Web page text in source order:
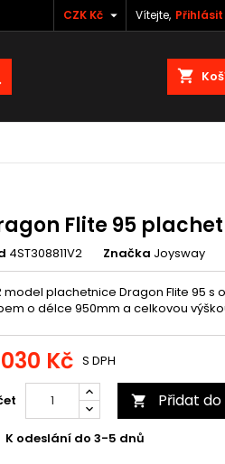
Vítejte, Přihlásit
CZK Kč 
shopping_cart
Flite 95
4ST308811V2 Značka Joysway
model plachetnice Dragon Flite 95 s
o délce 950mm a celkovou
030 Kč S DPH
 Přidat
K odeslání do 3-5 dnů